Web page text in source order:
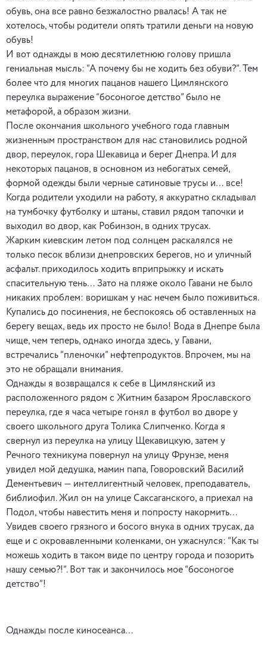
обувь, она все равно безжалостно рвалась! А так не
хотелось, чтобы родители опять тратили деньги на новую
обувь!
И вот однажды в мою десятилетнюю голову пришла
гениальная мысль: “А почему бы не ходить без обуви?”. Тем
более что для многих пацанов нашего Цимлянского
переулка выражение “босоногое детство” было не
метафорой, а образом жизни.
После окончания школьного учебного года главным
жизненным пространством для нас становились родной
двор, переулок, гора Шекавица и берег Днепра. И для
некоторых пацанов, в основном из небогатых семей,
формой одежды были черные сатиновые трусы и… все!
Когда родители уходили на работу, я аккуратно складывал
на тумбочку футболку и штаны, ставил рядом тапочки и
выходил во двор, как Робинзон, в одних трусах.
Жарким киевским летом под солнцем раскалялся не
только песок вблизи днепровских берегов, но и уличный
асфальт. приходилось ходить вприпрыжку и искать
спасительную тень… Зато на пляже около Гавани не было
никаких проблем: воришкам у нас нечем было поживиться.
Купались до посинения, не беспокоясь об оставленных на
берегу вещах, ведь их просто не было! Вода в Днепре была
чище, чем теперь, однако иногда здесь, у Гавани,
встречались “пленочки” нефтепродуктов. Впрочем, мы на
это не обращали внимания.
Однажды я возвращался к себе в Цимлянский из
расположенного рядом с Житним базаром Ярославского
переулка, где я часа четыре гонял в футбол во дворе у
своего школьного друга Толика Слипченко. Когда я
свернул из переулка на улицу Щекавицкую, затем у
Речного техникума повернул на улицу Фрунзе, меня
увидел мой дедушка, мамин папа, Говоровский Василий
Дементьевич — интеллигентный человек, преподаватель,
библиофил. Жил он на улице Саксаганского, а приехал на
Подол, чтобы навестить меня и попросту накормить…
Увидев своего грязного и босого внука в одних трусах, да
еще и с окровавленными коленками, он ужаснулся: “Как ты
можешь ходить в таком виде по центру города и позорить
нашу семью?!”. Вот так и закончилось мое “босоногое
детство”!
Однажды после киносеанса…